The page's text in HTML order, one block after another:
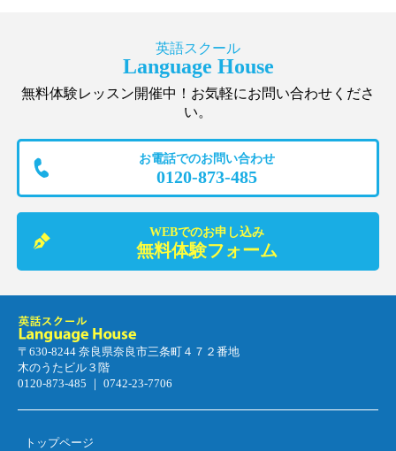
英語スクール
Language House
無料体験レッスン開催中！お気軽にお問い合わせくださ
い。
お電話でのお問い合わせ
0120-873-485
WEBでのお申し込み
無料体験フォーム
〒630-8244 奈良県奈良市三条町４７２番地
木のうたビル３階
0120-873-485 ｜ 0742-23-7706
トップページ